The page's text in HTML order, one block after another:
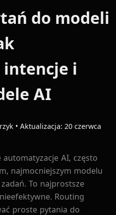
do modeli
i
AI
• Aktualizacja: 20 czerwca
AI, często
najmocniejszym modelu
To najprostsze
Routing
proste pytania do